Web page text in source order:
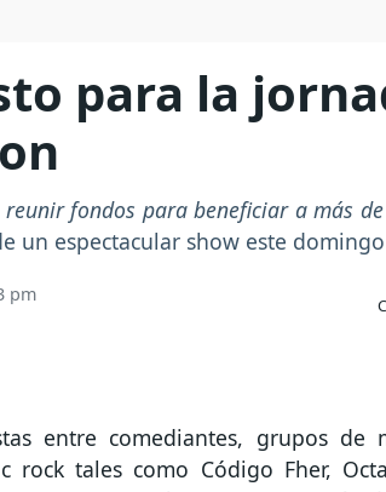
para la
fondos para beneficiar a más
un espectacular show este
pm
entre comediantes, grupos de
rock tales como Código Fher,